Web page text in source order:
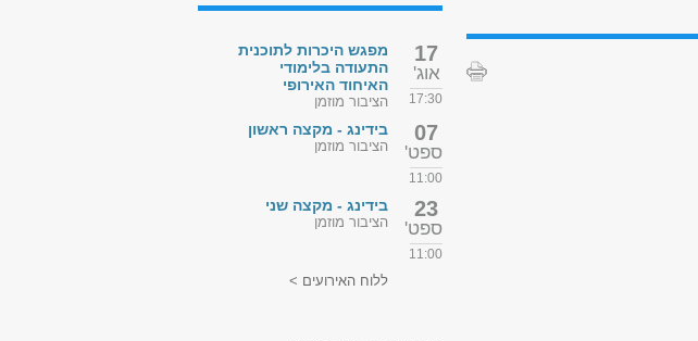
17
אוג'
17:30
מפגש היכרות לתוכנית
התעודה בלימודי
האיחוד האירופי
הציבור מוזמן
07
ספט'
11:00
בידינג - מקצה ראשון
הציבור מוזמן
23
ספט'
11:00
בידינג - מקצה שני
הציבור מוזמן
ללוח האירועים >